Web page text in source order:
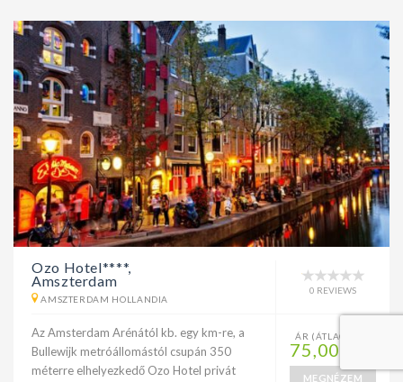
Ozo Hotel****,
Amszterdam
AMSZTERDAM HOLLANDIA
0 REVIEWS
Az Amsterdam Arénától kb. egy km-re, a
Bullewijk metróállomástól csupán 350
méterre elhelyezkedő Ozo Hotel privát
ÁR (ÁTLAG / ÉJ)
75,000FT
MEGNÉZEM